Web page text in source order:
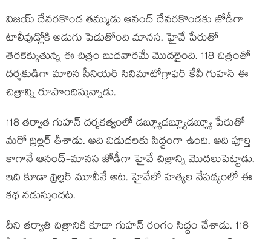
విజ‌య్ దేవ‌ర‌కొండ త‌మ్ముడు ఆనంద్ దేవ‌ర‌కొండ‌కు జోడీగా
టాలీవుడ్లోకి అడుగు పెడుతోంది మాన‌స‌. హైవే పేరుతో
తెర‌కెక్కుతున్న ఈ చిత్రం బుధ‌వార‌మే మొద‌లైంది. 118 చిత్రంతో
ద‌ర్శ‌కుడిగా మారిన సీనియ‌ర్ సినిమాటోగ్రాఫ‌ర్ కేవీ గుహ‌న్ ఈ
చిత్రాన్ని రూపొందిస్తున్నాడు.
118 త‌ర్వాత గుహ‌న్ ద‌ర్శ‌క‌త్వంలో డ‌బ్ల్యూడ‌బ్ల్యూడ‌బ్ల్యూ పేరుతో
మ‌రో థ్రిల్ల‌ర్ తీశాడు. అది విడుద‌ల‌కు సిద్ధంగా ఉంది. అది పూర్తి
కాగానే ఆనంద్-మాన‌స జోడీగా హైవే చిత్రాన్ని మొద‌లుపెట్టాడు.
ఇది కూడా థ్రిల్ల‌ర్ మూవీనే అట‌. హైవేలో హ‌త్య‌ల నేప‌థ్యంలో ఈ
క‌థ న‌డుస్తుంద‌ట‌.
దీని త‌ర్వాతి చిత్రానికి కూడా గుహ‌న్ రంగం సిద్ధం చేశాడు. 118